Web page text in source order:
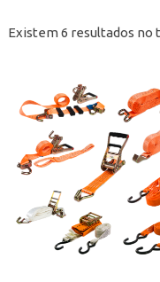
Existem 6 resultados no